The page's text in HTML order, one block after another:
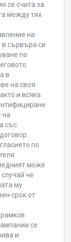
се счита за
между тях
на
в сървъра си
по
в
на своя
и всяка
на
със
по
може
че
му
срок от
се
и